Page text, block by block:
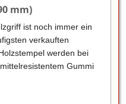
mm)
ist noch immer ein
verkauften
werden bei
Gummi